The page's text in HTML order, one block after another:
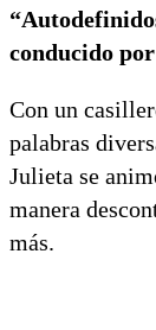
conducido
Con un
palabras
Julieta se
manera
más.